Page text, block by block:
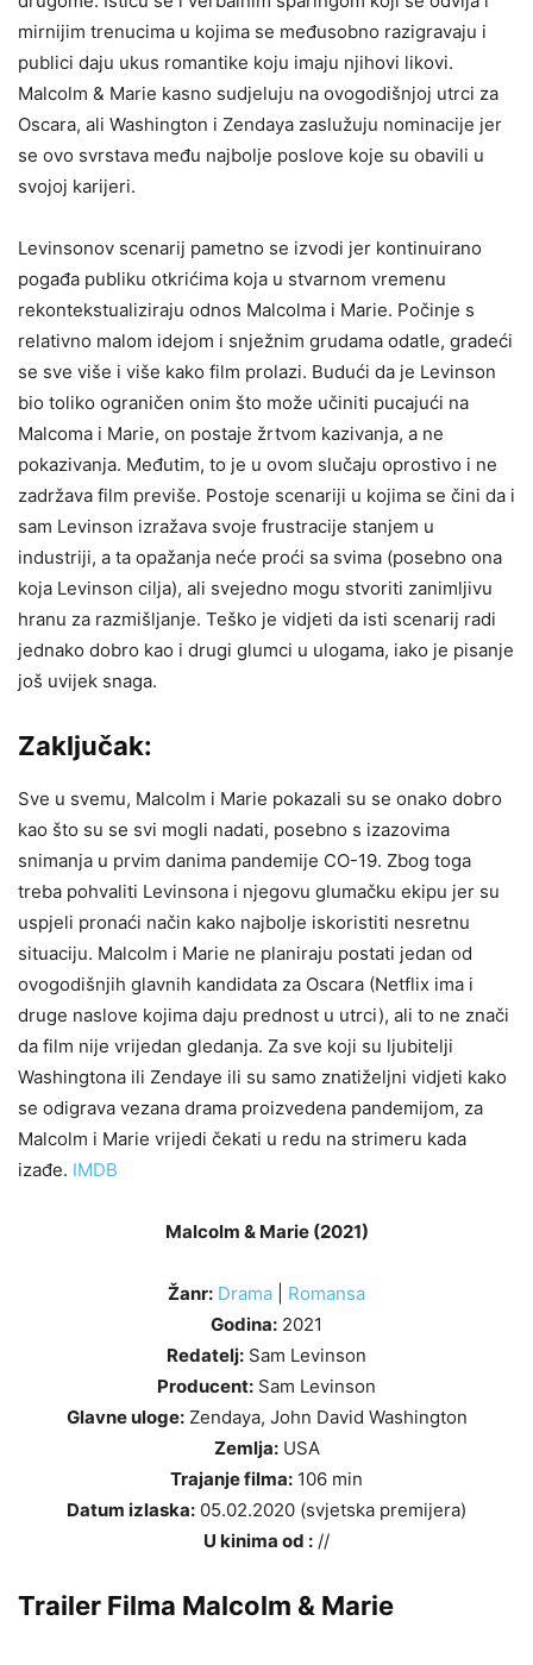
mirnijim trenucima u kojima se međusobno razigravaju i
publici daju ukus romantike koju imaju njihovi likovi.
Malcolm & Marie kasno sudjeluju na ovogodišnjoj utrci za
Oscara, ali Washington i Zendaya zaslužuju nominacije jer
se ovo svrstava među najbolje poslove koje su obavili u
svojoj karijeri.
Levinsonov scenarij pametno se izvodi jer kontinuirano
pogađa publiku otkrićima koja u stvarnom vremenu
rekontekstualiziraju odnos Malcolma i Marie. Počinje s
relativno malom idejom i snježnim grudama odatle, gradeći
se sve više i više kako film prolazi. Budući da je Levinson
bio toliko ograničen onim što može učiniti pucajući na
Malcoma i Marie, on postaje žrtvom kazivanja, a ne
pokazivanja. Međutim, to je u ovom slučaju oprostivo i ne
zadržava film previše. Postoje scenariji u kojima se čini da i
sam Levinson izražava svoje frustracije stanjem u
industriji, a ta opažanja neće proći sa svima (posebno ona
koja Levinson cilja), ali svejedno mogu stvoriti zanimljivu
hranu za razmišljanje. Teško je vidjeti da isti scenarij radi
jednako dobro kao i drugi glumci u ulogama, iako je pisanje
još uvijek snaga.
Zaključak:
Sve u svemu, Malcolm i Marie pokazali su se onako dobro
kao što su se svi mogli nadati, posebno s izazovima
snimanja u prvim danima pandemije CO-19. Zbog toga
treba pohvaliti Levinsona i njegovu glumačku ekipu jer su
uspjeli pronaći način kako najbolje iskoristiti nesretnu
situaciju. Malcolm i Marie ne planiraju postati jedan od
ovogodišnjih glavnih kandidata za Oscara (Netflix ima i
druge naslove kojima daju prednost u utrci), ali to ne znači
da film nije vrijedan gledanja. Za sve koji su ljubitelji
Washingtona ili Zendaye ili su samo znatiželjni vidjeti kako
se odigrava vezana drama proizvedena pandemijom, za
Malcolm i Marie vrijedi čekati u redu na strimeru kada
izađe. IMDB
Malcolm & Marie (2021)
Žanr: Drama
Romansa
Godina: 2021
Redatelj: Sam Levinson
Producent: Sam Levinson
Glavne uloge:Zendaya, John David Washington
Zemlja:USA
Trajanje filma: 106 min
Datum izlaska: 05.02.2020 (svjetska premijera)
U kinima od : //
Trailer Filma Malcolm & Marie